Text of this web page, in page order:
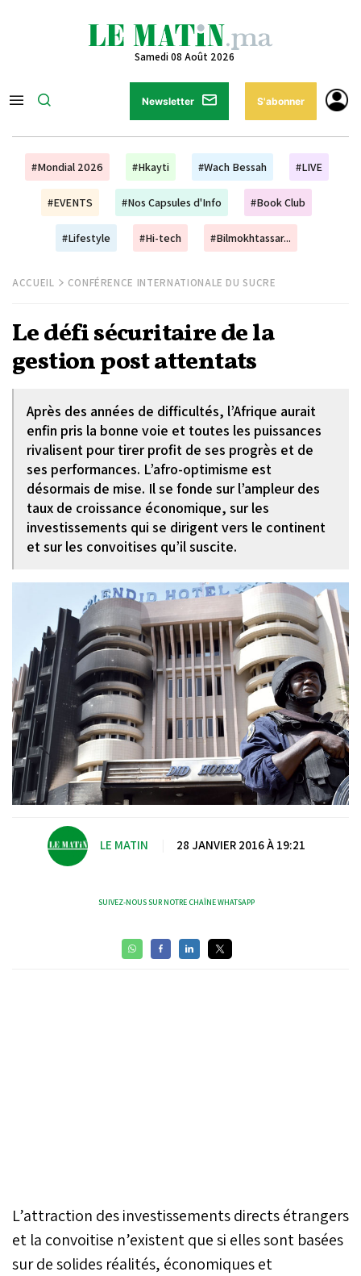
Samedi 08 Août 2026
Newsletter S'abonner
#Mondial 2026 #Hkayti #Wach Bessah #LIVE
#EVENTS #Nos Capsules d'Info #Book Club
#Lifestyle #Hi-tech #Bilmokhtassar...
ACCUEIL CONFÉRENCE INTERNATIONALE DU SUCRE
Le défi sécuritaire de la
gestion post attentats
Après des années de difficultés, l’Afrique aurait
enfin pris la bonne voie et toutes les puissances
rivalisent pour tirer profit de ses progrès et de
ses performances. L’afro-optimisme est
désormais de mise. Il se fonde sur l’ampleur des
taux de croissance économique, sur les
investissements qui se dirigent vers le continent
et sur les convoitises qu’il suscite.
LE MATIN 28 JANVIER 2016 À 19:21
SUIVEZ-NOUS SUR NOTRE CHAÎNE WHATSAPP
L’attraction des investissements directs étrangers
et la convoitise n’existent que si elles sont basées
sur de solides réalités, économiques et